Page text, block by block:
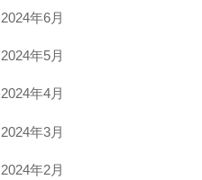
2024年6月
2024年5月
2024年4月
2024年3月
2024年2月